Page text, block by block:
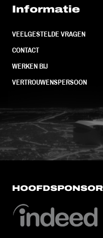
Informatie
VEELGESTELDE VRAGEN
CONTACT
WERKEN BIJ
VERTROUWENSPERSOON
FC
HOOFDSPONSOR